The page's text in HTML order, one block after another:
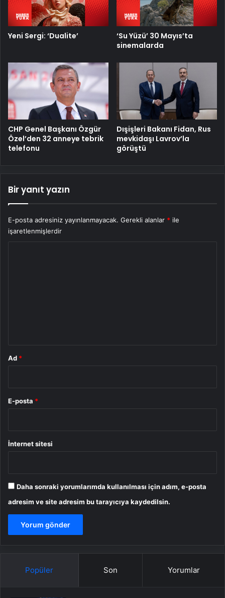
Yeni Sergi: ‘Dualite’
‘Su Yüzü’ 30 Mayıs’ta
sinemalarda
CHP Genel Başkanı Özgür
Özel’den 32 anneye tebrik
telefonu
Dışişleri Bakanı Fidan, Rus
mevkidaşı Lavrov’la
görüştü
Bir yanıt yazın
E-posta adresiniz yayınlanmayacak. Gerekli alanlar * ile
işaretlenmişlerdir
Ad *
E-posta *
İnternet sitesi
Daha sonraki yorumlarımda kullanılması için adım, e-posta
adresim ve site adresim bu tarayıcıya kaydedilsin.
Popüler Son Yorumlar